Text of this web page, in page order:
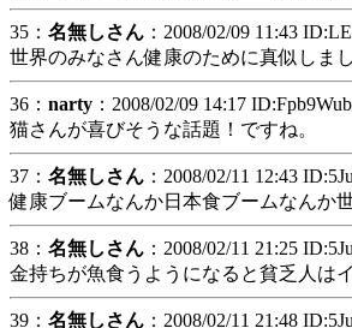
35： 名無しさん ：2008/02/09 11:43
世界のみなさん健康のために真似しまし
36： narty ：2008/02/09 14:17
猫さんが喜びそうな話題！ですね。
37： 名無しさん ：2008/02/11 12:43
健康ブームなんか日本食ブームなんか
38： 名無しさん ：2008/02/11 21:25
金持ちが魚食うようになると貧乏人は
39： 名無しさん ：2008/02/11 21:48